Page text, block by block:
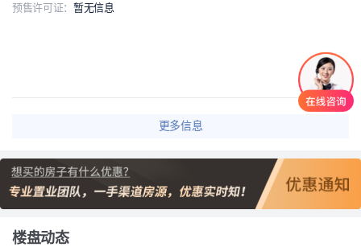
预售许可证：暂无信息
更多信息
楼盘动态